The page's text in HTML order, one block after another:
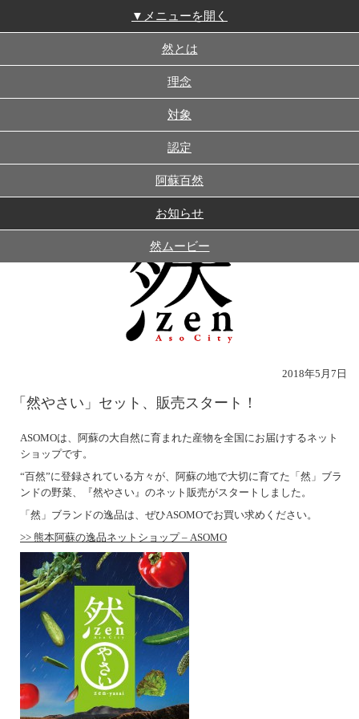
▼メニューを開く
然とは
理念
対象
認定
阿蘇百然
お知らせ
然ムービー
2018年5月7日
「然やさい」セット、販売スタート！
ASOMOは、阿蘇の大自然に育まれた産物を全国にお届けするネット
ショップです。
“百然”に登録されている方々が、阿蘇の地で大切に育てた「然」ブラ
ンドの野菜、『然やさい』のネット販売がスタートしました。
「然」ブランドの逸品は、ぜひASOMOでお買い求めください。
>> 熊本阿蘇の逸品ネットショップ – ASOMO